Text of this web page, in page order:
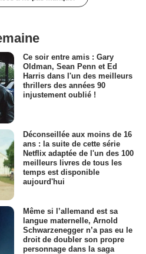
Ce soir entre amis : Gary
Oldman, Sean Penn et Ed
Harris dans l'un des meilleurs
thrillers des années 90
injustement oublié !
Déconseillée aux moins de 16
ans : la suite de cette série
Netflix adaptée de l'un des 100
meilleurs livres de tous les
temps est disponible
aujourd'hui
Même si l’allemand est sa
langue maternelle, Arnold
Schwarzenegger n’a pas eu le
droit de doubler son propre
personnage dans la saga